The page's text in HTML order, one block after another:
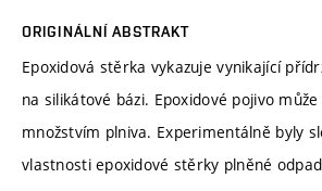
ORIGINÁLNÍ ABSTRAKT
Epoxidová stěrka vykazuje vynikající
na silikátové bázi. Epoxidové pojivo
množstvím plniva. Experimentálně byly
vlastnosti epoxidové stěrky plněné